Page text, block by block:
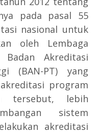
pada pasal 55
nasional untuk
oleh Lembaga
Akreditasi
(BAN-PT) yang
program
tersebut, lebih
sistem
akreditasi